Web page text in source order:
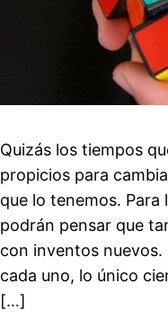
Quizás los tiempos
propicios para
que lo tenemos. Para
podrán pensar que
con inventos nuevos.
cada uno, lo único
[…]